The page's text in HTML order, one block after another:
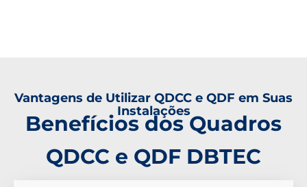
Vantagens de Utilizar QDCC e QDF em Suas
Instalações
Benefícios dos Quadros
QDCC e QDF DBTEC